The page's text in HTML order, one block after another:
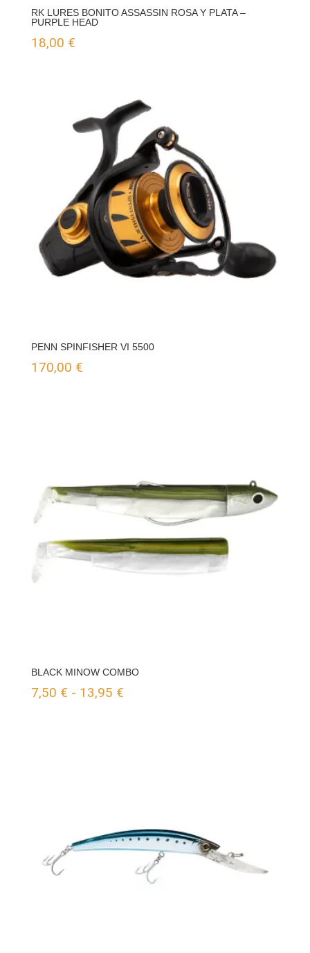
RK LURES BONITO ASSASSIN ROSA Y PLATA –
PURPLE HEAD
18,00 €
PENN SPINFISHER VI 5500
170,00 €
BLACK MINOW COMBO
7,50 € - 13,95 €Rango
13,95 €